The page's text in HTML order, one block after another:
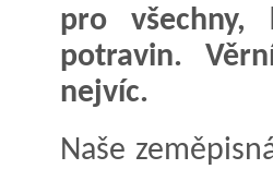
pro všechny,
potravin.
nejvíc.
Naše